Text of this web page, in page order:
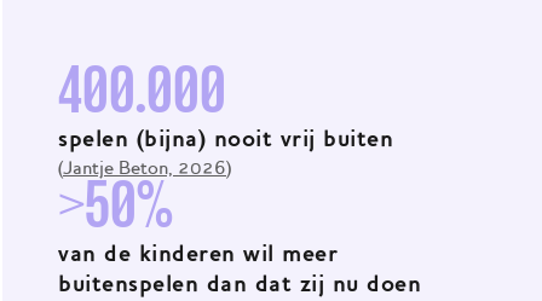
400.000
spelen (bijna) nooit vrij buiten
(Jantje Beton, 2026)
>50%
van de kinderen wil meer
buitenspelen dan dat zij nu doen